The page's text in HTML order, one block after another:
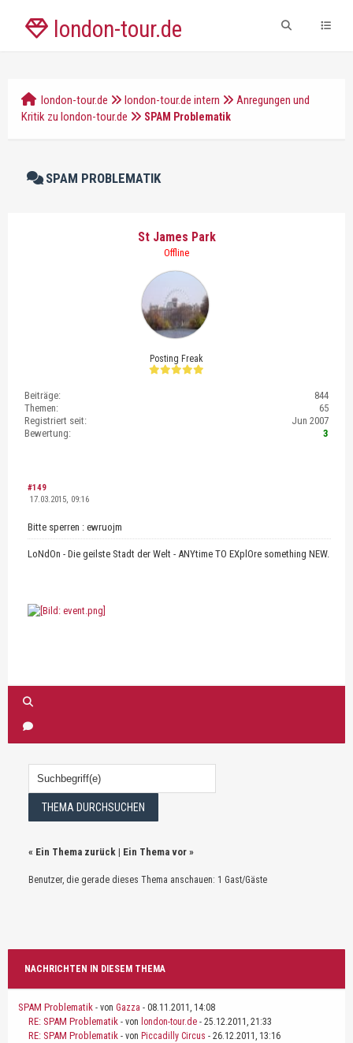
london-tour.de
london-tour.de london-tour.de intern
Anregungen und
Kritik zu london-tour.de
SPAM Problematik
SPAM PROBLEMATIK
St James Park
Offline
Posting Freak
Beiträge:
844
Themen:
65
Registriert seit:
Jun 2007
Bewertung:
3
#149
17.03.2015, 09:16
Bitte sperren : ewruojm
LoNdOn - Die geilste Stadt der Welt - ANYtime TO EXplOre something NEW.
« Ein Thema zurück | Ein Thema vor »
Benutzer, die gerade dieses Thema anschauen: 1 Gast/Gäste
NACHRICHTEN IN DIESEM THEMA
SPAM Problematik - von Gazza - 08.11.2011, 14:08
RE: SPAM Problematik - von london-tour.de - 25.12.2011, 21:33
RE: SPAM Problematik - von Piccadilly Circus - 26.12.2011, 13:16